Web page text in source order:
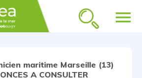
menu
maritime Marseille (13)
A CONSULTER